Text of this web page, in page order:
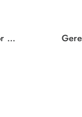
Gereviseerd Delphi Injector R05001D 32006623 230-06623 For JCB 444/412S/416HT Engine 4.4 L